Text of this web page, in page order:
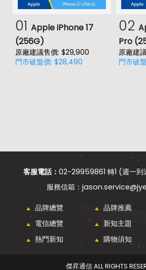
01 Apple iPhone 17
(256G)
原廠建議售價: $29,900
門市破盤價: $28,490
02
Pro
原廠建
門市破
客服電話： 02-29959861 轉1 (週一
品牌總覽 品牌推薦
電信總覽
新知主題
熱門新知
購物須知
傑昇通信 ALL RIGHTS